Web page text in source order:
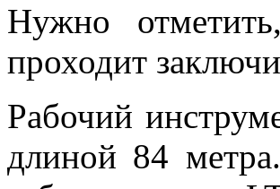
Нужно
проходит
Рабочий
длиной 84